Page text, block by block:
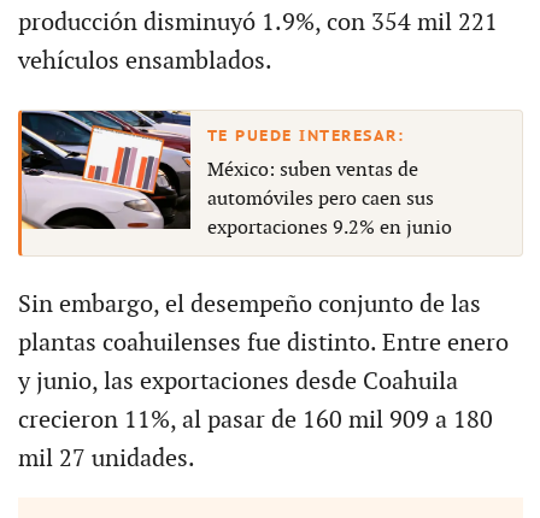
producción disminuyó 1.9%, con 354 mil 221
vehículos ensamblados.
México: suben ventas de
automóviles pero caen sus
exportaciones 9.2% en junio
Sin embargo, el desempeño conjunto de las
plantas coahuilenses fue distinto. Entre enero
y junio, las exportaciones desde Coahuila
crecieron 11%, al pasar de 160 mil 909 a 180
mil 27 unidades.